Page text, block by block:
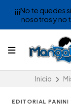
¡¡¡No te quedes
nosotros y no
Inicio
EDITORIAL PANINI